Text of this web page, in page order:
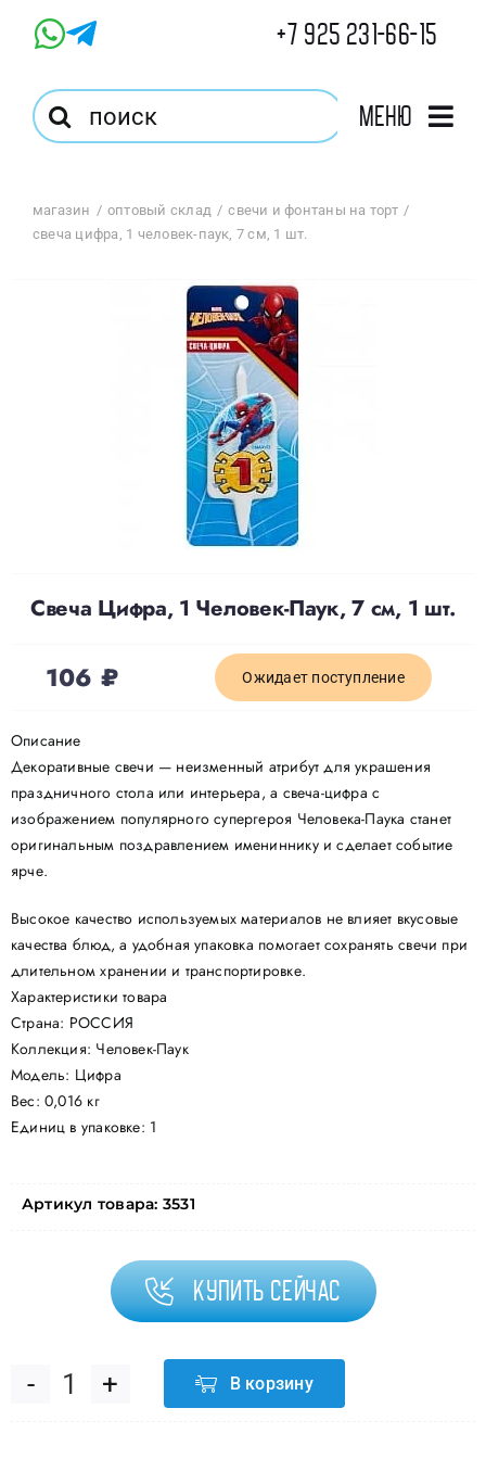
+7 925 231-66-15
Результат
поиска:
Меню
Магазин
Оптовый Магазин
О нас
Отзывы
Контакты
Политика конфиденциальности
магазин оптовый склад
свечи и фонтаны на торт
свеча цифра, 1 человек-паук, 7 см, 1 шт.
Свеча Цифра, 1 Человек-Паук, 7 см, 1 шт.
106₽ Ожидает поступление
Описание
Декоративные свечи — неизменный атрибут для украшения
праздничного стола или интерьера, а свеча-цифра с
изображением популярного супергероя Человека-Паука станет
оригинальным поздравлением имениннику и сделает событие
ярче.
Высокое качество используемых материалов не влияет вкусовые
качества блюд, а удобная упаковка помогает сохранять свечи при
длительном хранении и транспортировке.
Характеристики товара
Страна: РОССИЯ
Коллекция: Человек-Паук
Модель: Цифра
Вес: 0,016 кг
Единиц в упаковке: 1
Артикул товара: 3531
Купить сейчас
Количество
В корзину